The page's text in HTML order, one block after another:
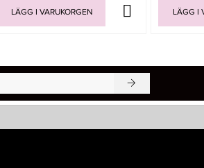
LÄGG I VARUKORGEN LÄGG I